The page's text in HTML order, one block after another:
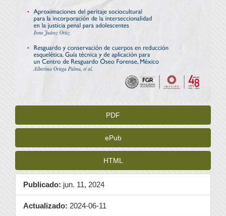
PDF
ePub
HTML
Publicado: jun. 11, 2024
Actualizado: 2024-06-11